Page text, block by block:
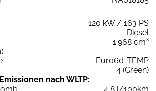
120 kW / 163 PS
Diesel
1.968 cm³
Euro6d-TEMP
4 (Green)
nach WLTP:
4,8 l/100km